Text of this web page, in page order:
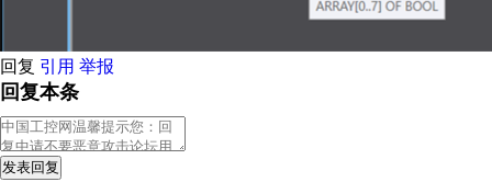
回复 引用 举报
回复本条
发表回复